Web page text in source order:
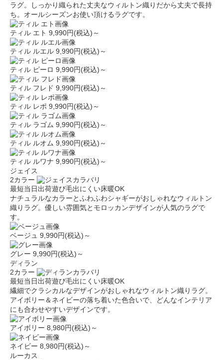
ラグ。しっかり織られた丈夫なウィルトン織りだから丈夫で長持
ち。オールシーズンお使い頂けるラグです。
ティル エト 9,990円(税込)～
ティル ルエル 9,990円(税込)～
ティル ピーロ 9,990円(税込)～
ティル フレド 9,990円(税込)～
ティル レポ 9,990円(税込)～
ティル ラゴム 9,990円(税込)～
ティル ルオム 9,990円(税込)～
ティル ルワナ 9,990円(税込)～
ジェイス
2カラー
最短当日出荷遊び毛出にくい床暖OK
ナチュラルなカラーとふわふわシャギーがおしゃれなウィルトン
織りラグ。優しい雰囲気とモロッカンデザインが人気のラグで
す。
ベージュ 9,990円(税込)～
グレー 9,990円(税込)～
ディラン
2カラー
最短当日出荷遊び毛出にくい床暖OK
繊細でクラシカルなデザインがおしゃれなウィルトン織りラグ。
アイボリー＆ネイビーの落ち着いた色合いで、どんなインテリア
にも合わせやすいデザインです。
アイボリー 8,980円(税込)～
ネイビー 8,980円(税込)～
ルーカス